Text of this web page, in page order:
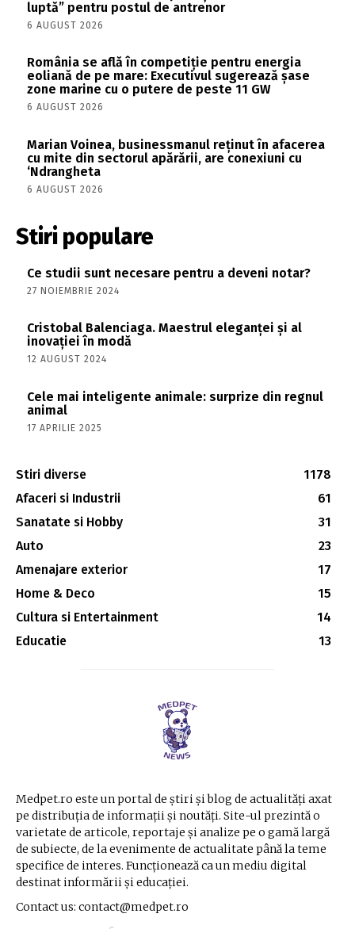
luptă” pentru postul de antrenor
6 AUGUST 2026
România se află în competiție pentru energia
eoliană de pe mare: Executivul sugerează șase
zone marine cu o putere de peste 11 GW
6 AUGUST 2026
Marian Voinea, businessmanul reținut în afacerea
cu mite din sectorul apărării, are conexiuni cu
‘Ndrangheta
6 AUGUST 2026
Stiri populare
Ce studii sunt necesare pentru a deveni notar?
27 NOIEMBRIE 2024
Cristobal Balenciaga. Maestrul eleganței și al
inovației în modă
12 AUGUST 2024
Cele mai inteligente animale: surprize din regnul
animal
17 APRILIE 2025
Stiri diverse
1178
Afaceri si Industrii
61
Sanatate si Hobby
31
Auto
23
Amenajare exterior
17
Home & Deco
15
Cultura si Entertainment
14
Educatie
13
Medpet.ro este un portal de știri și blog de actualități axat
pe distribuția de informații și noutăți. Site-ul prezintă o
varietate de articole, reportaje și analize pe o gamă largă
de subiecte, de la evenimente de actualitate până la teme
specifice de interes. Funcționează ca un mediu digital
destinat informării și educației.
Contact us: contact@medpet.ro